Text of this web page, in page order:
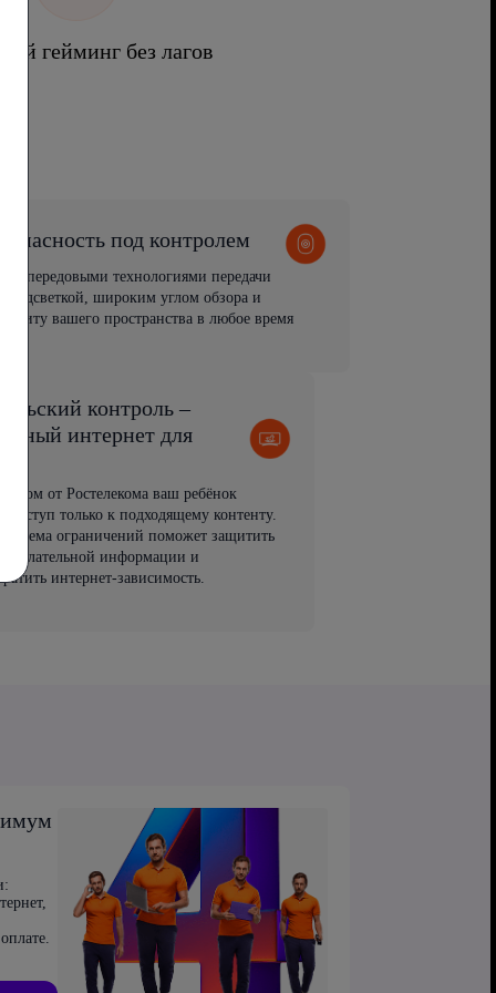
гейминг без лагов
под контролем
с передовыми технологиями передачи
подсветкой, широким углом обзора и
вашего пространства в любое время
контроль –
интернет для
от Ростелекома ваш ребёнок
доступ только к подходящему контенту.
система ограничений поможет защитить
нежелательной информации и
интернет-зависимость.